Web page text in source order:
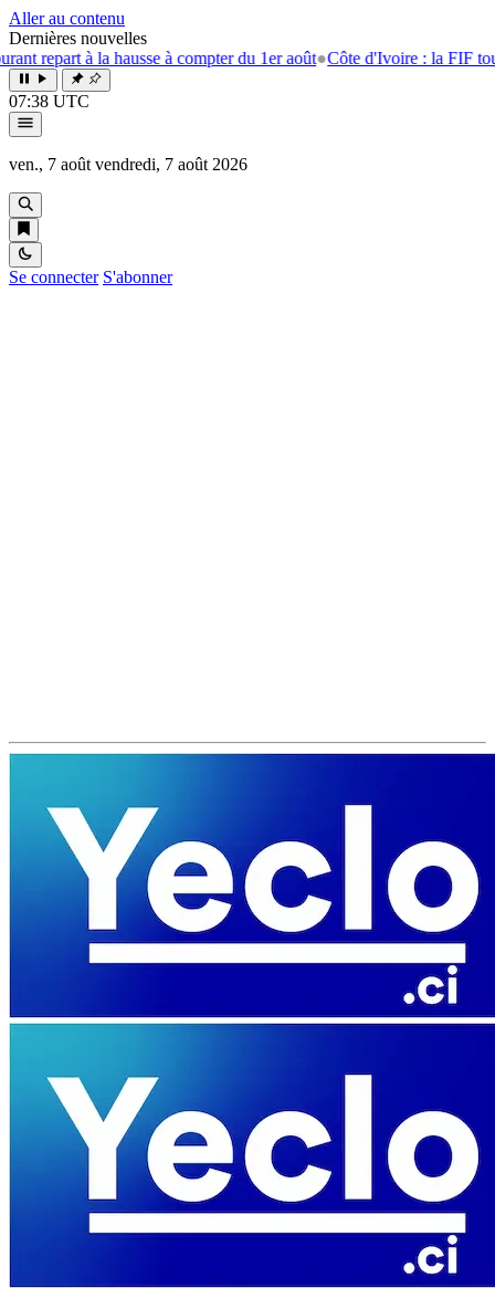
Aller au contenu
Dernières nouvelles
à la hausse à compter du 1er août●Côte d'Ivoire : la FIF tourne la
07:38 UTC
ven., 7 août vendredi, 7 août 2026
Se connecter S'abonner